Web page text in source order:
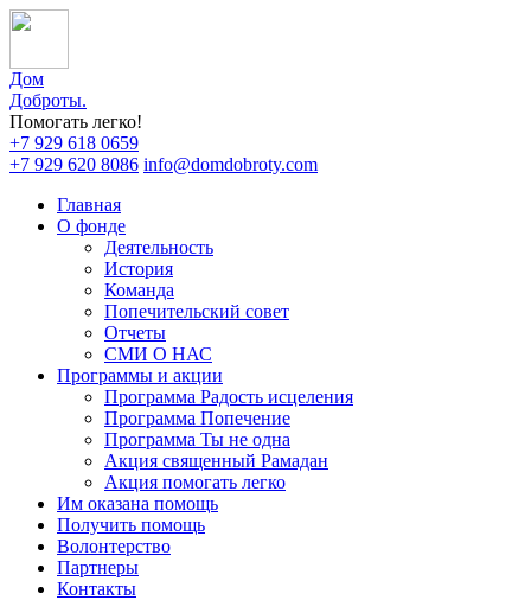
Дом
Доброты.
Помогать легко!
+7 929 618 0659
+7 929 620 8086 info@domdobroty.com
Главная
О фонде
Деятельность
История
Команда
Попечительский совет
Отчеты
СМИ О НАС
Программы и акции
Программа Радость исцеления
Программа Попечение
Программа Ты не одна
Акция священный Рамадан
Акция помогать легко
Им оказана помощь
Получить помощь
Волонтерство
Партнеры
Контакты